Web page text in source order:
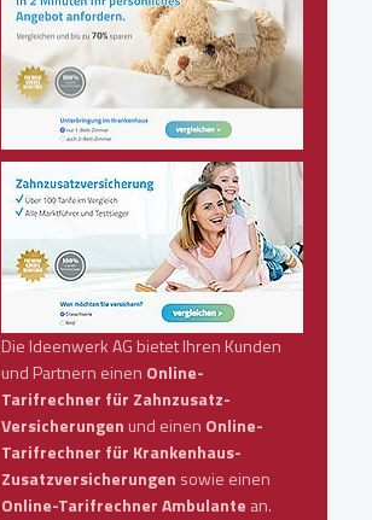
Die Ideenwerk AG bietet Ihren Kunden
und Partnern einen Online-
Tarifrechner für Zahnzusatz-
Versicherungen und einen Online-
Tarifrechner für Krankenhaus-
Zusatzversicherungen sowie einen
Online-Tarifrechner Ambulante an.